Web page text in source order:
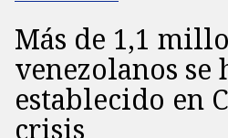
Más de 1,1
venezolanos se
establecido en
crisis